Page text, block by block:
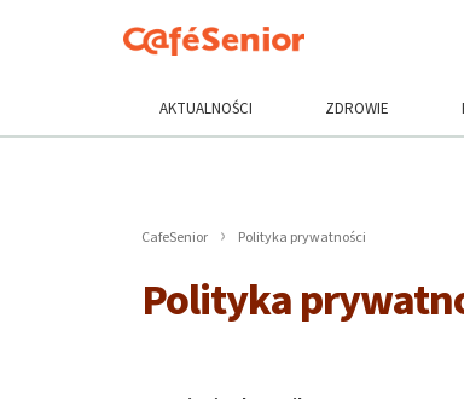
AKTUALNOŚCI ZDROWIE
CafeSenior Polityka prywatności
Polityka